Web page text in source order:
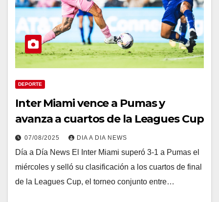
DEPORTE
Inter Miami vence a Pumas y
avanza a cuartos de la Leagues Cup
07/08/2025 DIA A DIA NEWS
Día a Día News El Inter Miami superó 3-1 a Pumas el
miércoles y selló su clasificación a los cuartos de final
de la Leagues Cup, el torneo conjunto entre…